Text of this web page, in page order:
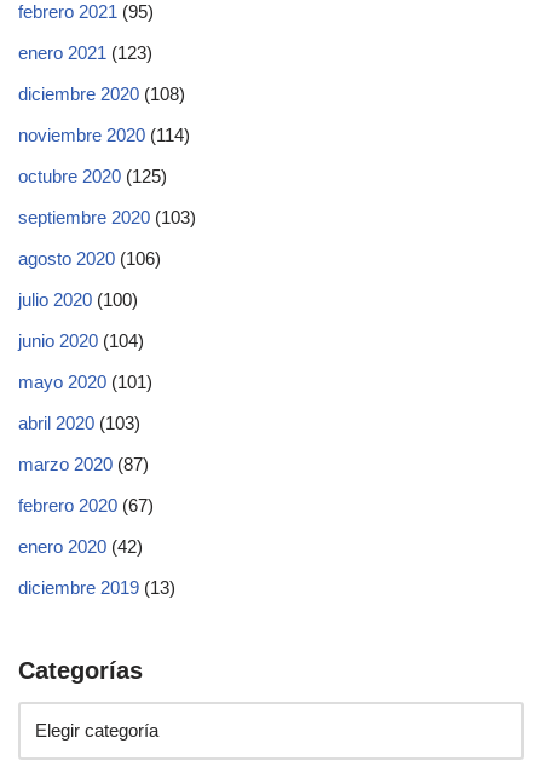
febrero 2021 (95)
enero 2021 (123)
diciembre 2020 (108)
noviembre 2020 (114)
octubre 2020 (125)
septiembre 2020 (103)
agosto 2020 (106)
julio 2020 (100)
junio 2020 (104)
mayo 2020 (101)
abril 2020 (103)
marzo 2020 (87)
febrero 2020 (67)
enero 2020 (42)
diciembre 2019 (13)
Categorías